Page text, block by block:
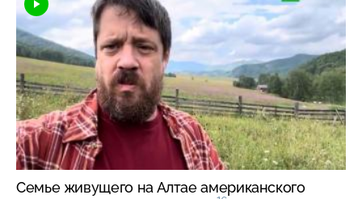
Семье живущего на Алтае американского